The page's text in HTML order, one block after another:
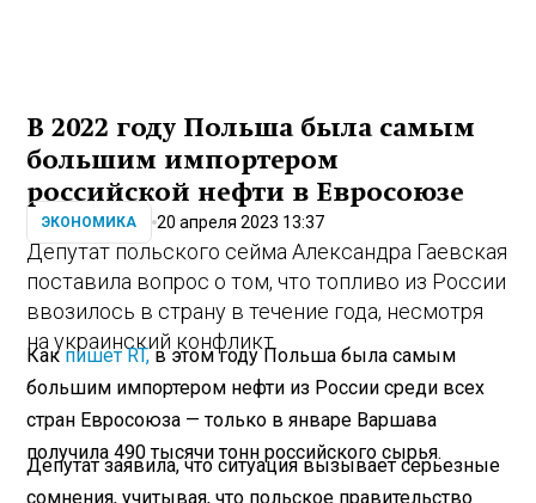
В 2022 году Польша была самым
большим импортером
российской нефти в Евросоюзе
ЭКОНОМИКА 20 апреля 2023 13:37
Депутат польского сейма Александра Гаевская
поставила вопрос о том, что топливо из России
ввозилось в страну в течение года, несмотря
на украинский конфликт.
Как пишет RT,в этом году Польша была самым
большим импортером нефти из России среди всех
стран Евросоюза — только в январе Варшава
получила 490 тысячи тонн российского сырья.
Депутат заявила, что ситуация вызывает серьезные
сомнения, учитывая, что польское правительство